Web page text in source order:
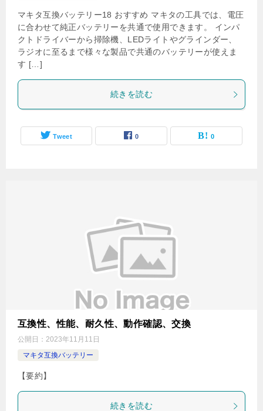
マキタ互換バッテリー18 おすすめ マキタの工具では、電圧
に合わせて純正バッテリーを共通で使用できます。 インパ
クトドライバーから掃除機、LEDライトやグラインダー、
ラジオに至るまで様々な製品で共通のバッテリーが使えま
す […]
続きを読む
Tweet 0 0
互換性、性能、耐久性、動作確認、交換
公開日： 2023年11月11日
マキタ互換バッテリー
【要約】
続きを読む